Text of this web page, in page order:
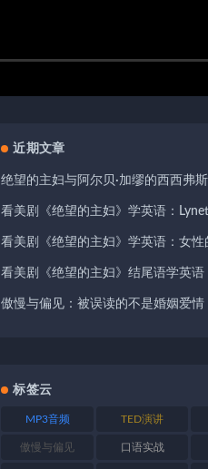
近期文章
绝望的主妇与阿尔贝·加缪的西西弗
看美剧《绝望的主妇》学英语：
看美剧《绝望的主妇》学英语：女性
看美剧《绝望的主妇》结尾语学英语
傲慢与偏见：被误读的不是婚姻爱情
标签云
MP3音频 TED演讲
傲慢与偏见 口语实战